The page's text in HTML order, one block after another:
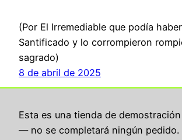
Esta es una tienda de
— no se completará ningún pedido.
(Por El Irremediable que podía
Santificado y lo corrompieron
sagrado)
8 de abril de 2025